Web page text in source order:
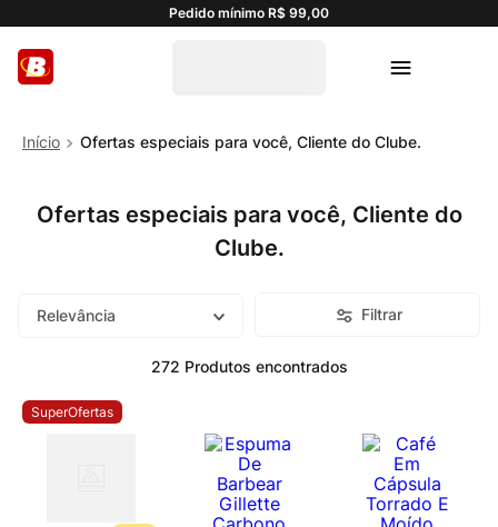
Pedido mínimo R$ 99,00
Ofertas especiais para você, Cliente do Clube.
Ofertas especiais para você, Cliente do
Clube.
Relevância Filtrar
272 Produtos
SuperOfertas